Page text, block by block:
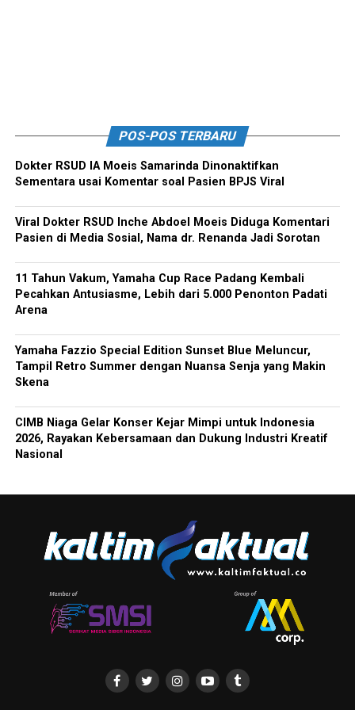
POS-POS TERBARU
Dokter RSUD IA Moeis Samarinda Dinonaktifkan
Sementara usai Komentar soal Pasien BPJS Viral
Viral Dokter RSUD Inche Abdoel Moeis Diduga Komentari
Pasien di Media Sosial, Nama dr. Renanda Jadi Sorotan
11 Tahun Vakum, Yamaha Cup Race Padang Kembali
Pecahkan Antusiasme, Lebih dari 5.000 Penonton Padati
Arena
Yamaha Fazzio Special Edition Sunset Blue Meluncur,
Tampil Retro Summer dengan Nuansa Senja yang Makin
Skena
CIMB Niaga Gelar Konser Kejar Mimpi untuk Indonesia
2026, Rayakan Kebersamaan dan Dukung Industri Kreatif
Nasional